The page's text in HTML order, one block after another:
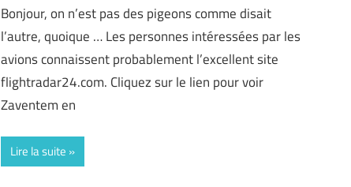
Bonjour, on n’est pas des pigeons comme disait
l’autre, quoique … Les personnes intéressées par les
avions connaissent probablement l’excellent site
flightradar24.com. Cliquez sur le lien pour voir
Zaventem en
Lire la suite